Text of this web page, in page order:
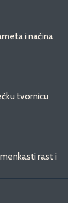
i načina
tvornicu
rast i